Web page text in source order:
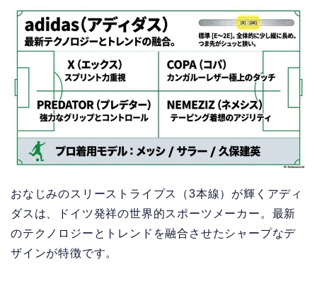
おなじみのスリーストライプス（3本線）が輝くアディ
ダスは、ドイツ発祥の世界的スポーツメーカー。最新
のテクノロジーとトレンドを融合させたシャープなデ
ザインが特徴です。